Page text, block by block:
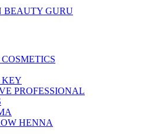
BEAUTY GURU
KEY
PROFESSIONAL
HENNA